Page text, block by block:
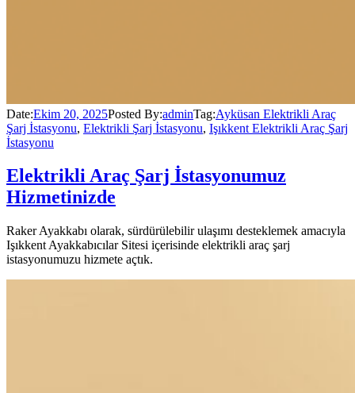
Date:Ekim 20, 2025Posted By:adminTag:Ayküsan Elektrikli Araç
Şarj İstasyonu, Elektrikli Şarj İstasyonu, Işıkkent Elektrikli Araç Şarj
İstasyonu
Elektrikli Araç Şarj İstasyonumuz
Hizmetinizde
Raker Ayakkabı olarak, sürdürülebilir ulaşımı desteklemek amacıyla
Işıkkent Ayakkabıcılar Sitesi içerisinde elektrikli araç şarj
istasyonumuzu hizmete açtık.